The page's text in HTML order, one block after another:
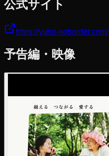
公式サイト
https://yuho-noborder.com/
予告編・映像